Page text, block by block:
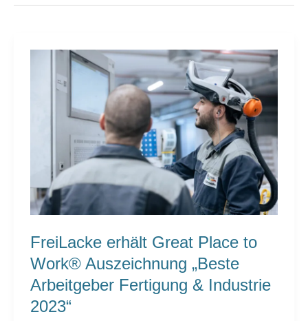
FreiLacke erhält Great Place to
Work® Auszeichnung „Beste
Arbeitgeber Fertigung & Industrie
2023“
FreiLacke
Auszeichnung
„Beste
Arbeitgeber
Fertigung
Industrie
2023“